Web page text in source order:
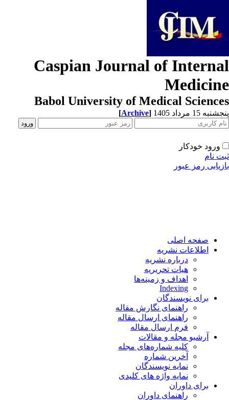
Caspian Journal of
Babol University of Medical
15 مرداد 1405 [Archive]
ورود خودکار
نام
رمز عبور
صفحه اصلی
اطلاعات نشریه
درباره نشریه
هیات تحریریه
اهداف و زمینه‌ها
Indexing
برای نویسندگان
راهنمای نگارش مقاله
راهنمای ارسال مقاله
فرم ارسال مقاله
آرشیو مجله و مقالات
کلیه شماره‌های مجله
آخرین شماره
نمایه نویسندگان
نمایه واژه های کلیدی
برای داوران
راهنمای داوران